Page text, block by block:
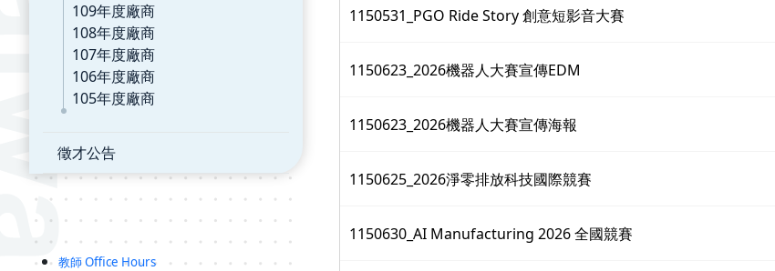
109年度廠商
108年度廠商
107年度廠商
106年度廠商
105年度廠商
徵才公告
教師 Office Hours
1150531_PGO Ride Story 創意短影音大賽
1150623_2026機器人大賽宣傳EDM
1150623_2026機器人大賽宣傳海報
1150625_2026淨零排放科技國際競賽
1150630_AI Manufacturing 2026 全國競賽